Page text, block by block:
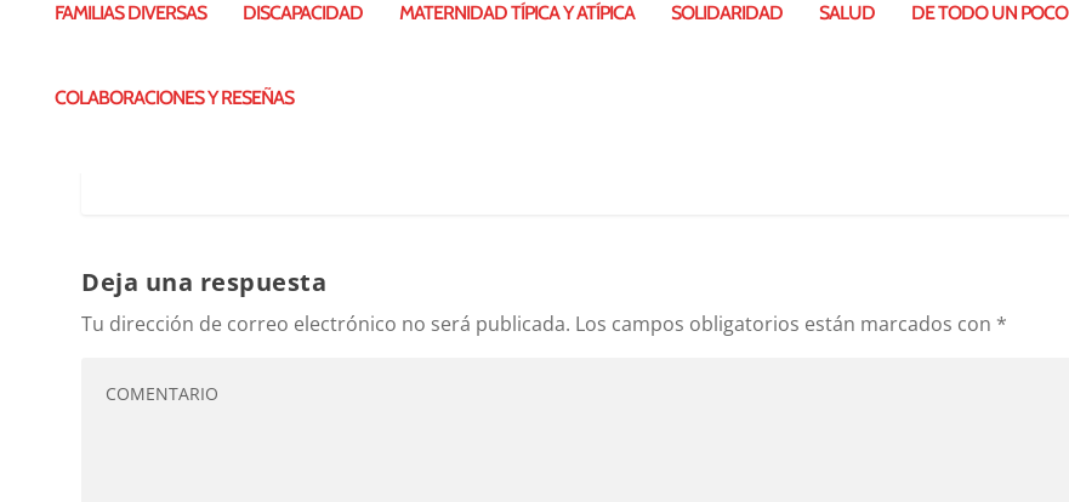
FAMILIAS DIVERSAS DISCAPACIDAD MATERNIDAD TÍPICA Y ATÍPICA SOLIDARIDAD SALUD DE TODO UN POCO
COLABORACIONES Y RESEÑAS
Deja una respuesta
Tu dirección de correo electrónico no será publicada. Los campos obligatorios están marcados con *